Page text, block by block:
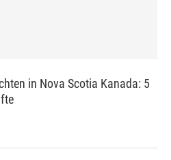
in Nova Scotia Kanada: 5